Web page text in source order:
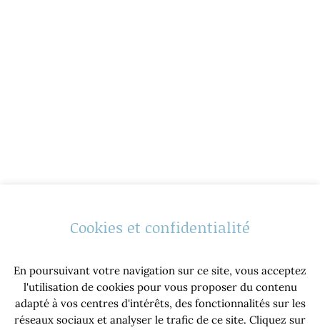
Cookies et confidentialité
En poursuivant votre navigation sur ce site, vous acceptez
l'utilisation de cookies pour vous proposer du contenu
adapté à vos centres d'intérêts, des fonctionnalités sur les
réseaux sociaux et analyser le trafic de ce site. Cliquez sur